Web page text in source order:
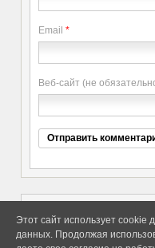
Email *
Веб-сайт (не
Copyright elitethings. All Rights
Этот сайт использует cookie
данных. Продолжая